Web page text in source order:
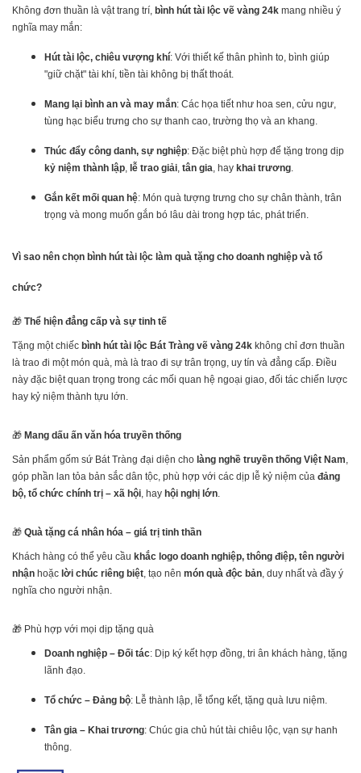
Không đơn thuần là vật trang trí, bình hút tài lộc vẽ vàng 24k mang nhiều ý
nghĩa may mắn:
Hút tài lộc, chiêu vượng khí: Với thiết kế thân phình to, bình giúp
"giữ chặt" tài khí, tiền tài không bị thất thoát.
Mang lại bình an và may mắn: Các họa tiết như hoa sen, cửu ngư,
tùng hạc biểu trưng cho sự thanh cao, trường thọ và an khang.
Thúc đẩy công danh, sự nghiệp: Đặc biệt phù hợp để tặng trong dịp
kỷ niệm thành lập lễ trao giải tân gia , hay khai trương
Gắn kết mối quan hệ: Món quà tượng trưng cho sự chân thành, trân
trọng và mong muốn gắn bó lâu dài trong hợp tác, phát triển.
Vì sao nên chọn bình hút tài lộc làm quà tặng cho doanh nghiệp và tổ
chức?
🎁 Thể hiện đẳng cấp và sự tinh tế
Tặng một chiếc bình hút tài lộc Bát Tràng vẽ vàng 24k không chỉ đơn thuần
là trao đi một món quà, mà là trao đi sự trân trọng, uy tín và đẳng cấp. Điều
này đặc biệt quan trọng trong các mối quan hệ ngoại giao, đối tác chiến lược
hay kỷ niệm thành tựu lớn.
🎁 Mang dấu ấn văn hóa truyền thống
Sản phẩm gốm sứ Bát Tràng đại diện cho làng nghề truyền thống Việt Nam
góp phần lan tỏa bản sắc dân tộc, phù hợp với các dịp lễ kỷ niệm của đảng
bộ, tổ chức chính trị – xã hội , hay hội nghị lớn
🎁 Quà tặng cá nhân hóa – giá trị tinh thần
Khách hàng có thể yêu cầu khắc logo doanh nghiệp, thông điệp, tên người
nhận hoặc lời chúc riêng biệt , tạo nên món quà độc bản , duy nhất và đầy ý
nghĩa cho người nhận.
🎁 Phù hợp với mọi dịp tặng quà
Doanh nghiệp – Đối tác: Dịp ký kết hợp đồng, tri ân khách hàng, tặng
lãnh đạo.
Tổ chức – Đảng bộ: Lễ thành lập, lễ tổng kết, tặng quà lưu niệm.
Tân gia – Khai trương: Chúc gia chủ hút tài chiêu lộc, vạn sự hanh
thông.